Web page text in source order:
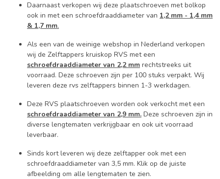
Daarnaast verkopen wij deze plaatschroeven met bolkop
ook in met een schroefdraaddiameter van 1,2 mm - 1,4 mm
& 1,7 mm.
Als een van de weinige webshop in Nederland verkopen
wij de Zelftappers kruiskop RVS met een
schroefdraaddiameter van 2,2 mm rechtstreeks uit
voorraad. Deze schroeven zijn per 100 stuks verpakt. Wij
leveren deze rvs zelftappers binnen 1-3 werkdagen.
Deze RVS plaatschroeven worden ook verkocht met een
schroefdraaddiameter van 2,9 mm. Deze schroeven zijn in
diverse lengtematen verkrijgbaar en ook uit voorraad
leverbaar.
Sinds kort leveren wij deze zelftapper ook met een
schroefdraaddiameter van 3,5 mm. Klik op de juiste
afbeelding om alle lengtematen te zien.